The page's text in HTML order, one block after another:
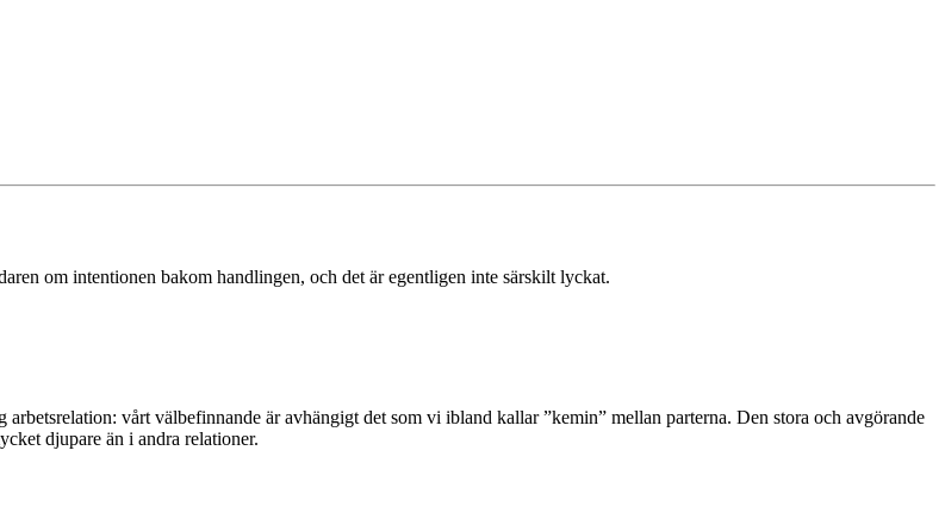
om intentionen bakom handlingen, och det är egentligen inte särskilt lyckat.
vårt välbefinnande är avhängigt det som vi ibland kallar ”kemin” mellan parterna. Den stora och avgörande
djupare än i andra relationer.